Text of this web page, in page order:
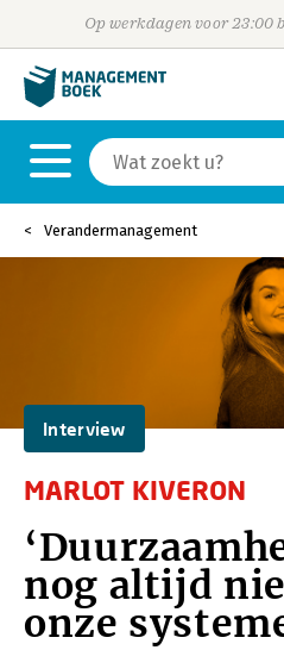
Op werkdagen voor 23:00
Verandermanagement
Interview
MARLOT KIVERON
nog altijd
onze